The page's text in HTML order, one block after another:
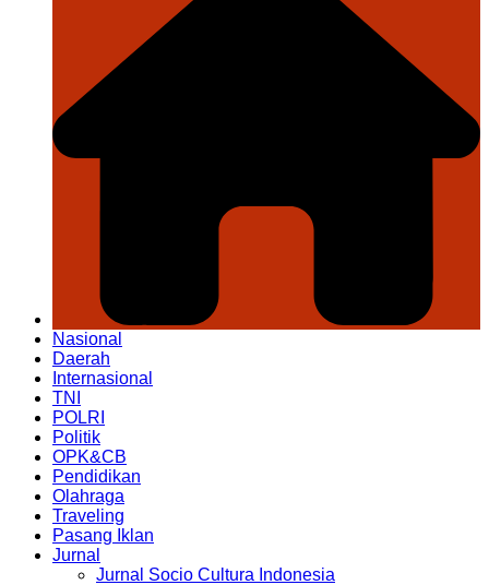
Nasional
Daerah
Internasional
TNI
POLRI
Politik
OPK&CB
Pendidikan
Olahraga
Traveling
Pasang Iklan
Jurnal
Jurnal Socio Cultura Indonesia